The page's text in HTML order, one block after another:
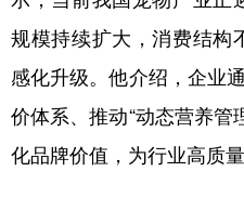
规模持续扩大，消费结构
感化升级。他介绍，企业
价体系、推动“动态营养管
化品牌价值，为行业高质